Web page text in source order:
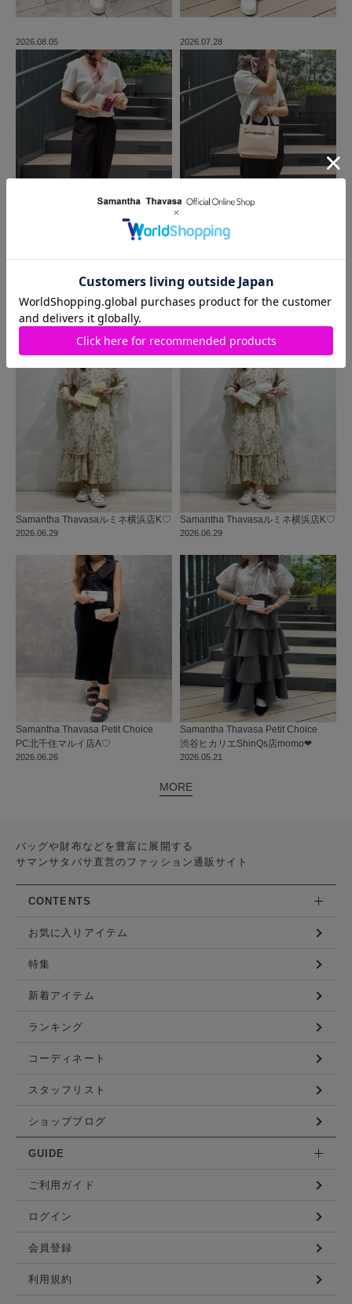
2026.08.05 2026.07.28
MORE
同じ商品を使ったコーディネート
2026.06.29
Samantha Thavasaルミネ横浜店K♡
2026.06.29
Samantha Thavasaルミネ横浜店K♡
2026.06.26
Samantha Thavasa Petit Choice
PC北千住マルイ店A♡
2026.05.21
Samantha Thavasa Petit Choice
渋谷ヒカリエShinQs店momo‪‪❤︎‬
MORE
バッグや財布などを豊富に展開する
サマンサタバサ直営のファッション通販サイト
CONTENTS
お気に入りアイテム
特集
新着アイテム
ランキング
コーディネート
スタッフリスト
ショップブログ
GUIDE
ご利用ガイド
ログイン
会員登録
利用規約